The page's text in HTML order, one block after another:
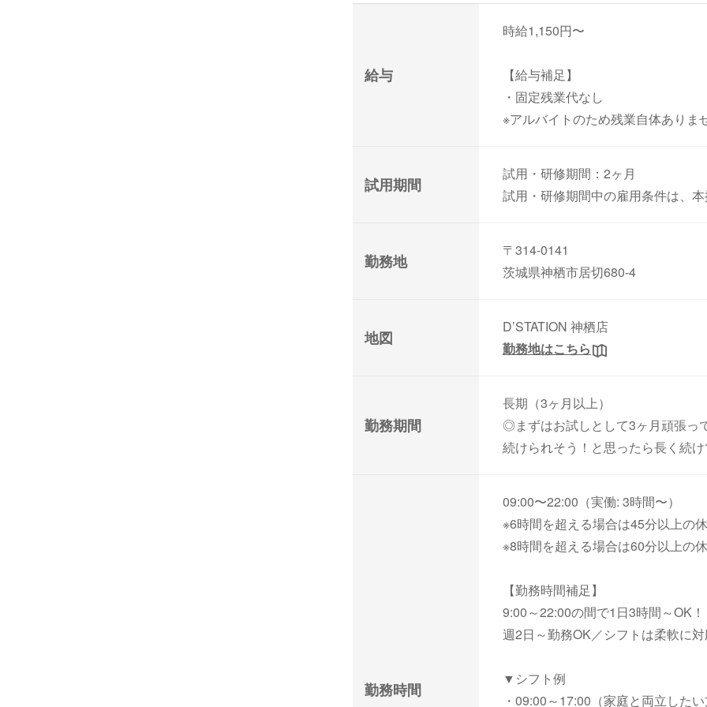
給与
時給1,150円〜
【給与補足】
・固定残業代なし
※アルバイトのため残業自体ありま
試用期間
試用・研修期間：2ヶ月
試用・研修期間中の雇用条件は、本
勤務地
〒314-0141
茨城県神栖市居切680-4
地図
D’STATION 神栖店
勤務地はこちら
勤務期間
長期（3ヶ月以上）
◎まずはお試しとして3ヶ月頑張っ
続けられそう！と思ったら長く続け
勤務時間
09:00〜22:00（実働: 3時間〜）
※6時間を超える場合は45分以上の
※8時間を超える場合は60分以上の
【勤務時間補足】
9:00～22:00の間で1日3時間～OK！
週2日～勤務OK／シフトは柔軟に
▼シフト例
・09:00～17:00（家庭と両立したい